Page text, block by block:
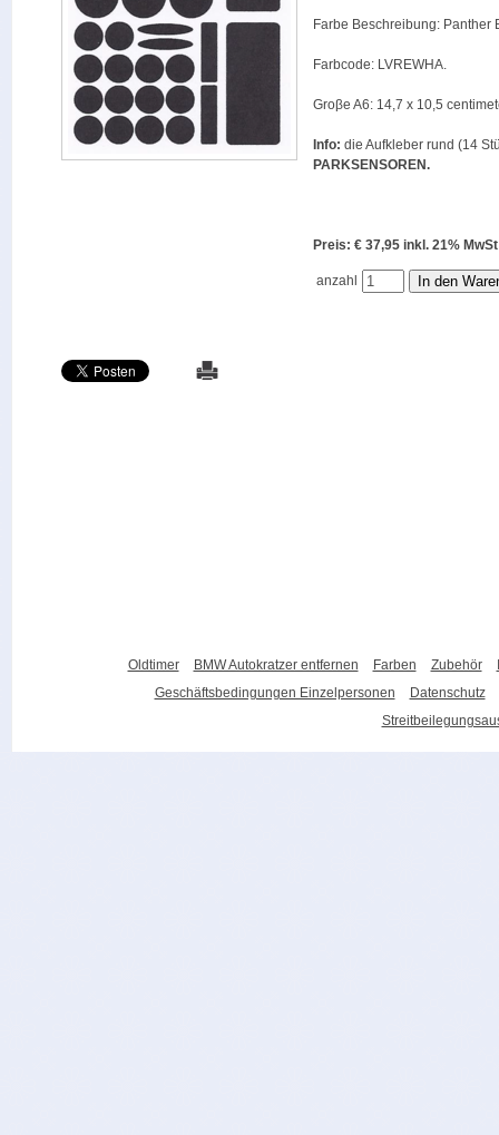
Farbe Beschreibung: Panther
Farbcode: LVREWHA.
Groβe A6: 14,7 x 10,5
Info: die Aufkleber rund (14
PARKSENSOREN.
Preis: € 37,95 inkl. 21%
anzahl
Oldtimer BMW Autokratzer entfernen Farben Zubehör
Geschäftsbedingungen Einzelpersonen
Datenschutz